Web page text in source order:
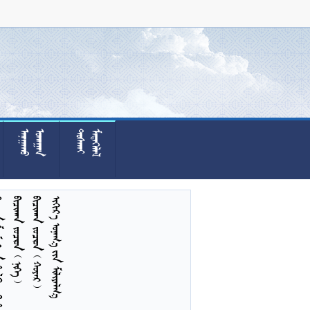











 












 
           